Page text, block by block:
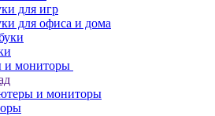
для игр
для офиса и дома
и мониторы
и мониторы